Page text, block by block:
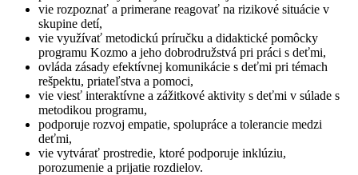
vie rozpoznať a primerane reagovať na rizikové situácie v
skupine detí,
vie využívať metodickú príručku a didaktické pomôcky
programu Kozmo a jeho dobrodružstvá pri práci s deťmi,
ovláda zásady efektívnej komunikácie s deťmi pri témach
rešpektu, priateľstva a pomoci,
vie viesť interaktívne a zážitkové aktivity s deťmi v súlade s
metodikou programu,
podporuje rozvoj empatie, spolupráce a tolerancie medzi
deťmi,
vie vytvárať prostredie, ktoré podporuje inklúziu,
porozumenie a prijatie rozdielov.